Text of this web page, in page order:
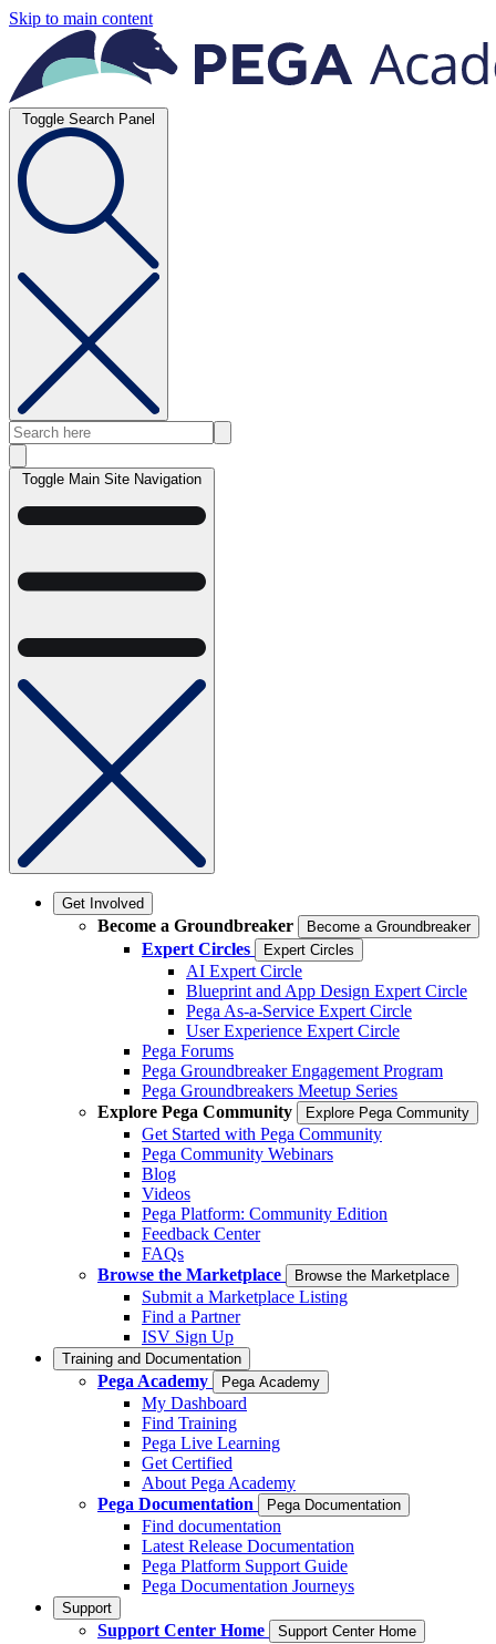
Skip to main content
Toggle Search Panel
Toggle Main Site Navigation
Get Involved
Become a Groundbreaker Become a Groundbreaker
Expert Circles Expert Circles
AI Expert Circle
Blueprint and App Design Expert Circle
Pega As-a-Service Expert Circle
User Experience Expert Circle
Pega Forums
Pega Groundbreaker Engagement Program
Pega Groundbreakers Meetup Series
Explore Pega Community
Explore Pega Community
Get Started with Pega Community
Pega Community Webinars
Blog
Videos
Pega Platform: Community Edition
Feedback Center
FAQs
Browse the Marketplace
Browse the Marketplace
Submit a Marketplace Listing
Find a Partner
ISV Sign Up
Training and Documentation
Pega Academy Pega Academy
My Dashboard
Find Training
Pega Live Learning
Get Certified
About Pega Academy
Pega Documentation
Pega Documentation
Find documentation
Latest Release Documentation
Pega Platform Support Guide
Pega Documentation Journeys
Support
Support Center Home Support Center Home